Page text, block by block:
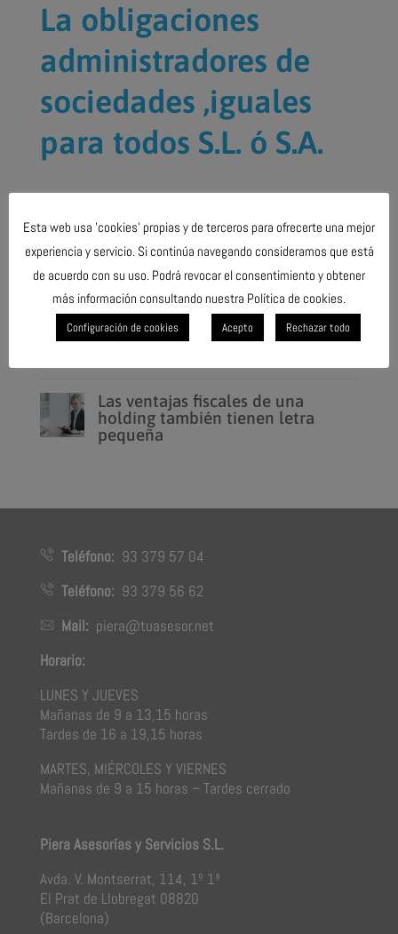
La obligaciones
administradores de
sociedades ,iguales
para todos S.L. ó S.A.
La revisión externa de las cuentas
gana peso en las comunidades de
propietarios
Una cita obligada con Hacienda.
La declaración del Impuesto sobre
Las ventajas fiscales de una
holding también tienen letra
pequeña
Teléfono: 93 379 57 04
Teléfono: 93 379 56 62
Mail: piera@tuasesor.net
Horario:
LUNES Y JUEVES
Mañanas de 9 a 13,15 horas
Tardes de 16 a 19,15 horas
MARTES, MIÉRCOLES Y VIERNES
Mañanas de 9 a 15 horas – Tardes cerrado
Piera Asesorías y Servicios S.L.
Avda. V. Montserrat, 114, 1º 1ª
El Prat de Llobregat 08820
(Barcelona)
Esta web usa 'cookies' propias y de terceros para ofrecerte una mejor
experiencia y servicio. Si continúa navegando consideramos que está
de acuerdo con su uso. Podrá revocar el consentimiento y obtener
más información consultando nuestra Política de cookies.
Configuración de cookies Acepto Rechazar todo